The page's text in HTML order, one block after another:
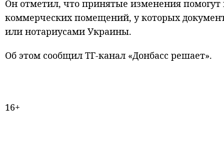
Он отметил, что принятые изменения
коммерческих помещений, у которых
или нотариусами Украины.
Об этом сообщил ТГ-канал «Донбасс решает».
16+